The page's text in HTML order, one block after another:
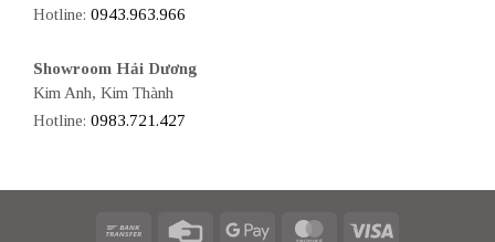
Hotline: 0943.963.966
Showroom Hải Dương
Kim Anh, Kim Thành
Hotline: 0983.721.427